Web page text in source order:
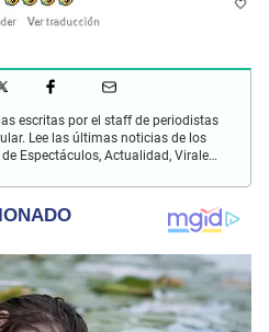
escritas por el staff de periodistas
Lee las últimas noticias de los
Espectáculos, Actualidad, Virales,